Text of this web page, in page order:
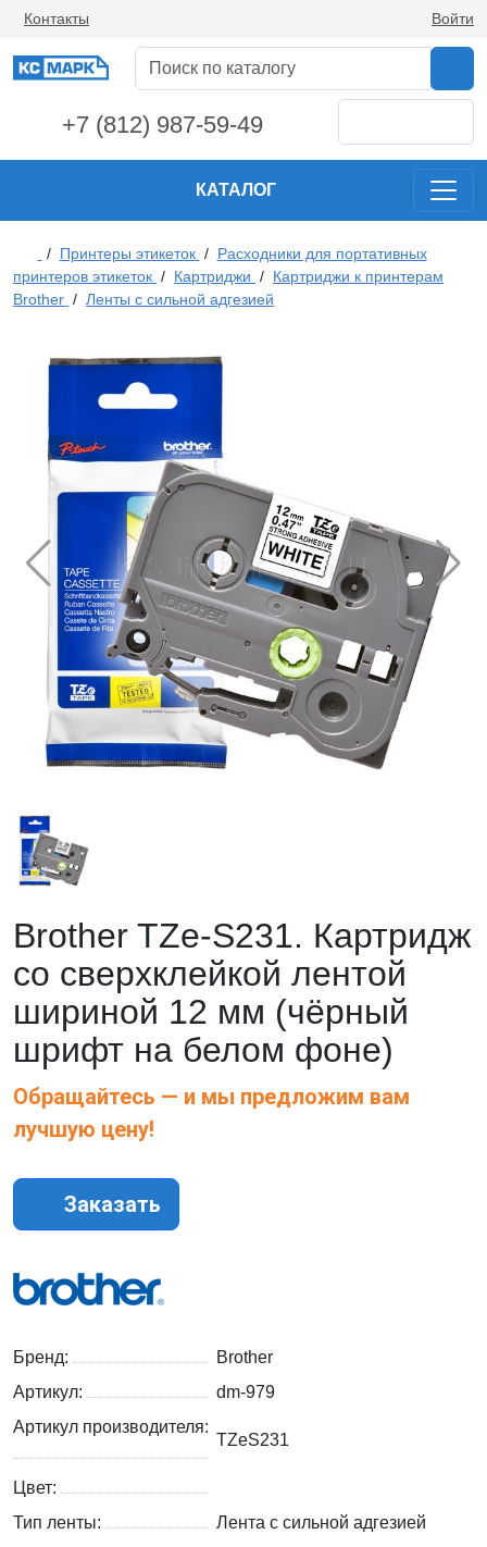
Контакты Войти
+7 (812) 987-59-49
КАТАЛОГ
/ Принтеры этикеток / Расходники для портативных
принтеров этикеток / Картриджи / Картриджи к принтерам
Brother / Ленты с сильной адгезией
Brother TZe-S231. Картридж
со сверхклейкой лентой
шириной 12 мм (чёрный
шрифт на белом фоне)
Обращайтесь — и мы предложим вам
лучшую цену!
Заказать
Бренд:
Brother
Артикул:
dm-979
Артикул производителя:
TZeS231
Цвет:
Тип ленты:
Лента с сильной адгезией